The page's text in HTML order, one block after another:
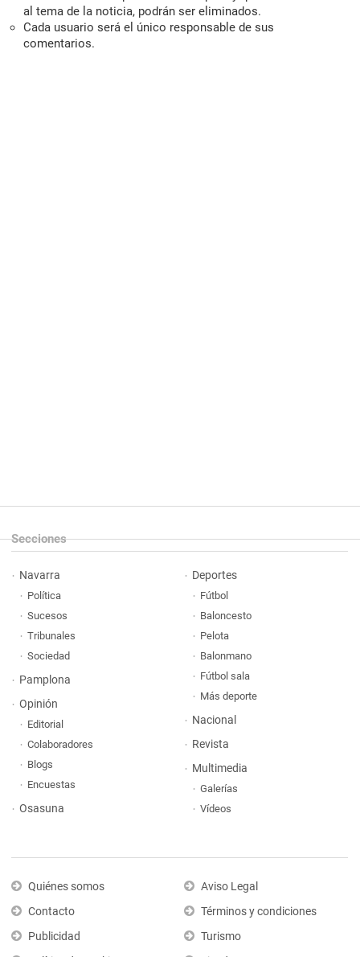
al tema de la noticia, podrán ser eliminados.
Cada usuario será el único responsable de sus
comentarios.
Secciones
Navarra
Política
Sucesos
Tribunales
Sociedad
Pamplona
Opinión
Editorial
Colaboradores
Blogs
Encuestas
Osasuna
Deportes
Fútbol
Baloncesto
Pelota
Balonmano
Fútbol sala
Más deporte
Nacional
Revista
Multimedia
Galerías
Vídeos
Quiénes somos
Contacto
Publicidad
Aviso Legal
Términos y condiciones
Turismo